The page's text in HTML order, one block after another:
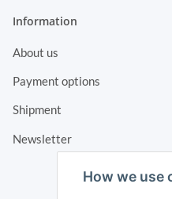
How we use
Information
About us
Payment options
Shipment
Newsletter